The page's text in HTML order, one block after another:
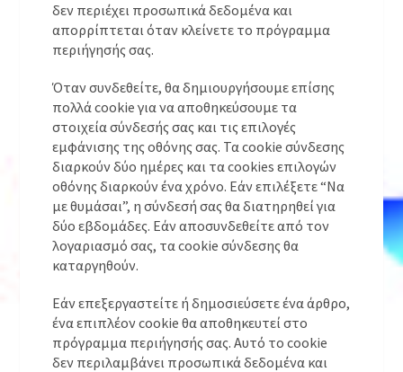
δεν περιέχει προσωπικά δεδομένα και
απορρίπτεται όταν κλείνετε το πρόγραμμα
περιήγησής σας.
Όταν συνδεθείτε, θα δημιουργήσουμε επίσης
πολλά cookie για να αποθηκεύσουμε τα
στοιχεία σύνδεσής σας και τις επιλογές
εμφάνισης της οθόνης σας. Τα cookie σύνδεσης
διαρκούν δύο ημέρες και τα cookies επιλογών
οθόνης διαρκούν ένα χρόνο. Εάν επιλέξετε “Να
με θυμάσαι”, η σύνδεσή σας θα διατηρηθεί για
δύο εβδομάδες. Εάν αποσυνδεθείτε από τον
λογαριασμό σας, τα cookie σύνδεσης θα
καταργηθούν.
Εάν επεξεργαστείτε ή δημοσιεύσετε ένα άρθρο,
ένα επιπλέον cookie θα αποθηκευτεί στο
πρόγραμμα περιήγησής σας. Αυτό το cookie
δεν περιλαμβάνει προσωπικά δεδομένα και